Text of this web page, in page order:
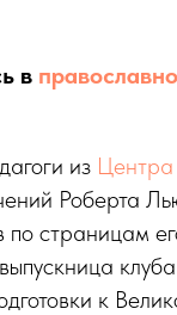
в
из Центра
Роберта
страницам
к